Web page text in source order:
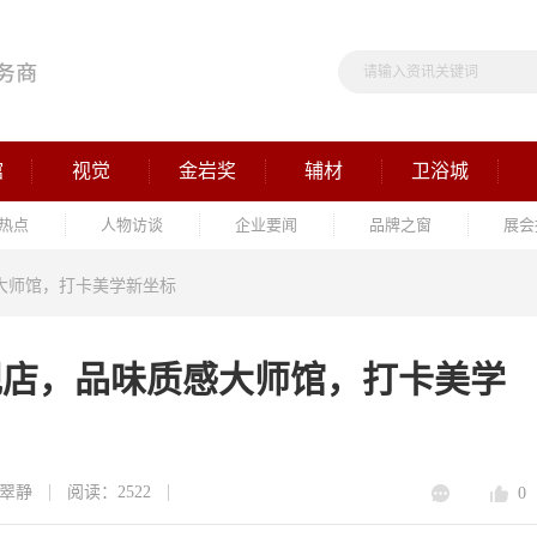
视觉 金岩奖 辅材 卫浴城
点 人物访谈 企业要闻 品牌之窗 展
师馆，打卡美学新坐标
，品味质感大师馆，打卡美学
静 阅读：2522 0